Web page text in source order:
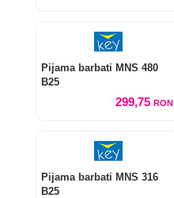
Pijama barbati MNS 480
B25
299,75 RON
Pijama barbati MNS 316
B25